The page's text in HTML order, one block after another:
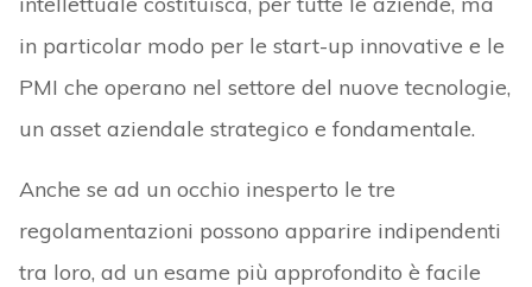
in particolar modo per le start-up innovative e le
PMI che operano nel settore del nuove tecnologie,
un asset aziendale strategico e fondamentale.
Anche se ad un occhio inesperto le tre
regolamentazioni possono apparire indipendenti
tra loro, ad un esame più approfondito è facile